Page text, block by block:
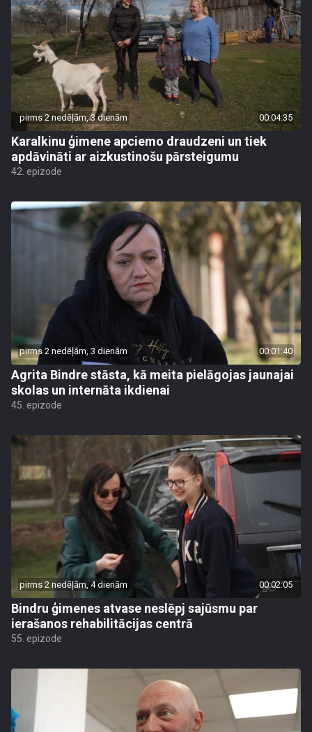
pirms 2 nedēļām, 3 dienām 00:04:35
Karalkinu ģimene apciemo draudzeni un tiek
apdāvināti ar aizkustinošu pārsteigumu
42. epizode
pirms 2 nedēļām, 3 dienām 00:01:40
Agrita Bindre stāsta, kā meita pielāgojas jaunajai
skolas un internāta ikdienai
45. epizode
pirms 2 nedēļām, 4 dienām 00:02:05
Bindru ģimenes atvase neslēpj sajūsmu par
ierašanos rehabilitācijas centrā
55. epizode